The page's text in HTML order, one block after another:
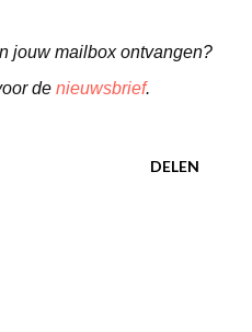
jouw mailbox ontvangen?
de nieuwsbrief.
DELEN